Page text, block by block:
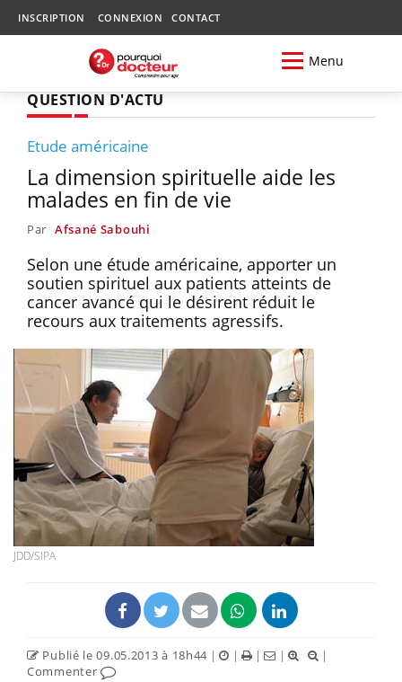
INSCRIPTION CONNEXION CONTACT
Menu
QUESTION D'ACTU
Etude américaine
La dimension spirituelle aide les
malades en fin de vie
Par Afsané Sabouhi
Selon une étude américaine, apporter un
soutien spirituel aux patients atteints de
cancer avancé qui le désirent réduit le
recours aux traitements agressifs.
JDD/SIPA
Publié le 09.05.2013 à 18h44 | | | |
|
Commenter